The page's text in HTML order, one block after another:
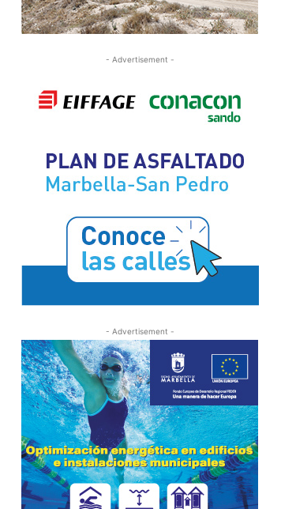
- Advertisement -
- Advertisement -